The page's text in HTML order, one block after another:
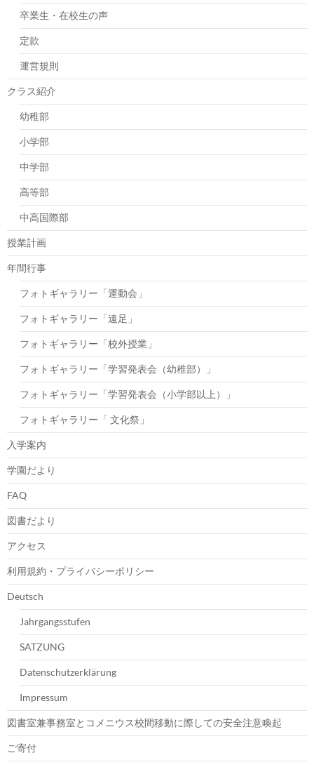
卒業生・在校生の声
定款
運営規則
クラス紹介
幼稚部
小学部
中学部
高等部
中高国際部
授業計画
年間行事
フォトギャラリー「運動会」
フォトギャラリー「遠足」
フォトギャラリー「校外授業」
フォトギャラリー「学習発表会（幼稚部）」
フォトギャラリー「学習発表会（小学部以上）」
フォトギャラリー「 文化祭」
入学案内
学園だより
FAQ
図書だより
アクセス
利用規約・プライバシーポリシー
Deutsch
Jahrgangsstufen
SATZUNG
Datenschutzerklärung
Impressum
図書室兼事務室とコメニウス校間移動に際しての安全注意喚起
ご寄付